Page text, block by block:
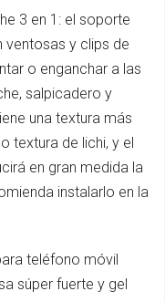
3 en 1: el soporte
ventosas y clips de
o enganchar a las
salpicadero y
una textura más
textura de lichi, y el
en gran medida la
instalarlo en la
teléfono móvil
súper fuerte y gel